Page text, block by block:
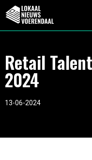
Retail
2024
13-06-2024